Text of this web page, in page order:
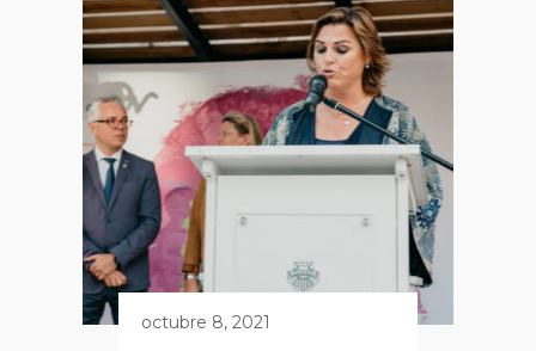
octubre 8, 2021